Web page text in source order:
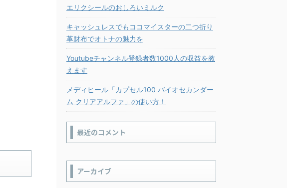
エリクシールのおしろいミルク
キャッシュレスでもココマイスターの二つ折り
革財布でオトナの魅力を
Youtubeチャンネル登録者数1000人の収益を教
えます
メディヒール「カプセル100 バイオセカンダー
ム クリアアルファ」の使い方！
最近のコメント
アーカイブ